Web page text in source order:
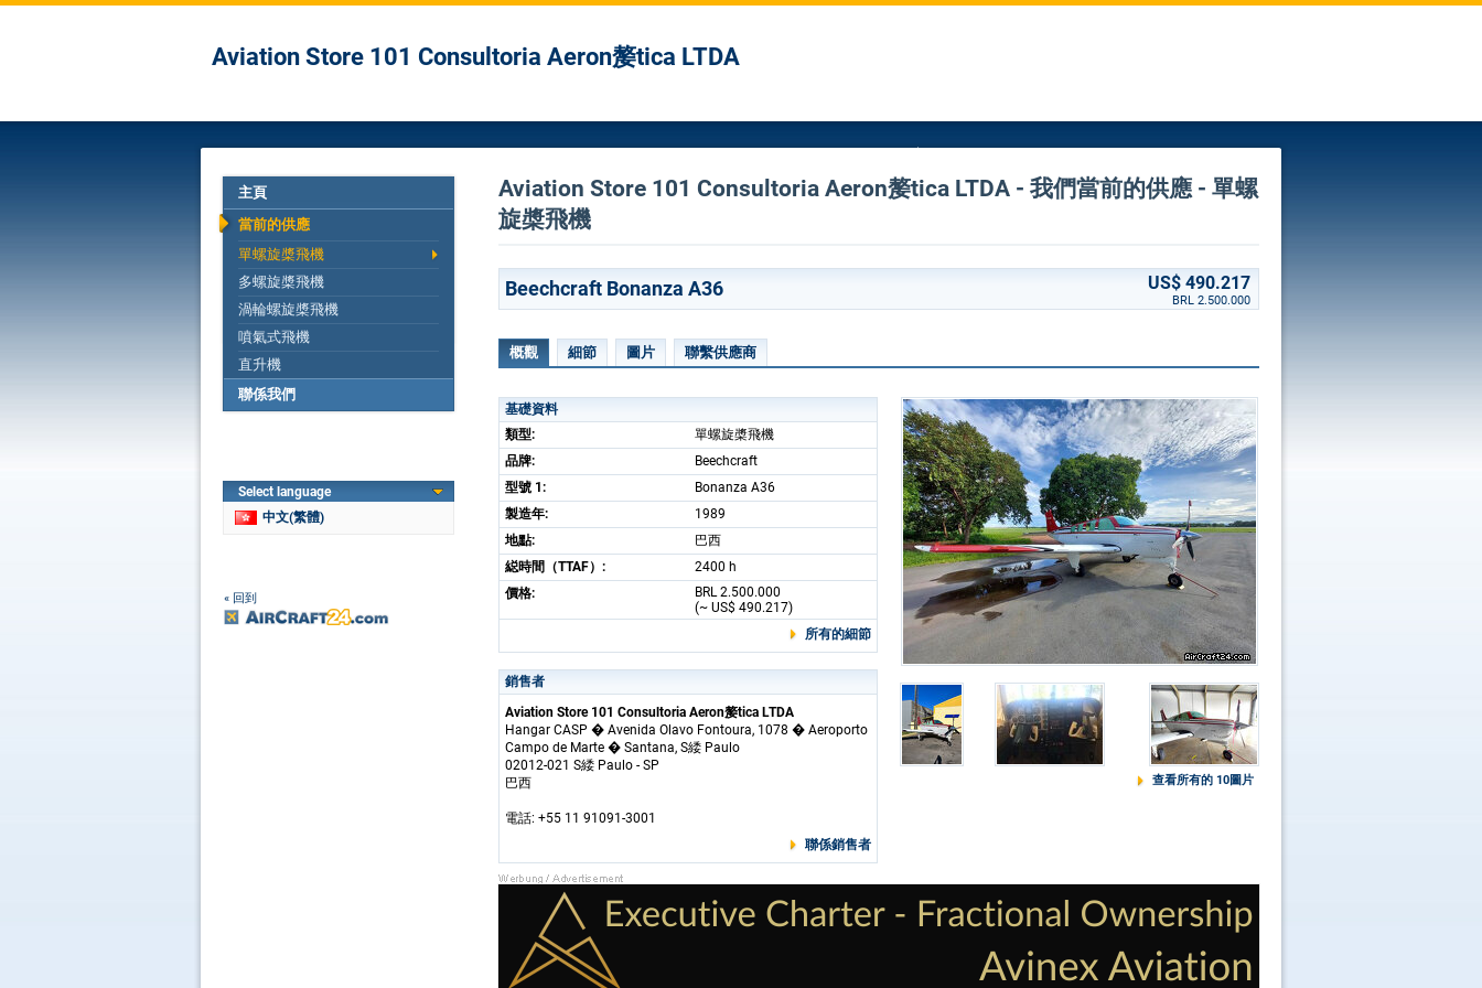
Aviation Store 101 Consultoria Aeron嫠tica LTDA
主頁
當前的供應
單螺旋槳飛機
多螺旋槳飛機
渦輪螺旋槳飛機
噴氣式飛機
直升機
聯係我們
Select language
中文(繁體)
« 回到
Aviation Store 101 Consultoria Aeron嫠tica LTDA - 我們當前的供應 - 單螺
旋槳飛機
Beechcraft Bonanza A36 US$ 490.217
BRL 2.500.000
概觀 細節 圖片 聯繫供應商
基礎資料
類型:
單螺旋槳飛機
品牌:
Beechcraft
型號 1:
Bonanza A36
製造年:
1989
地點:
巴西
縂時間（TTAF）:
2400 h
價格:
BRL 2.500.000
(~ US$ 490.217)
所有的細節
銷售者
Aviation Store 101 Consultoria Aeron嫠tica LTDA
Hangar CASP � Avenida Olavo Fontoura, 1078 � Aeroporto
Campo de Marte � Santana, S緌 Paulo
02012-021 S緌 Paulo - SP
巴西
電話: +55 11 91091-3001
聯係銷售者
查看所有的 10圖片